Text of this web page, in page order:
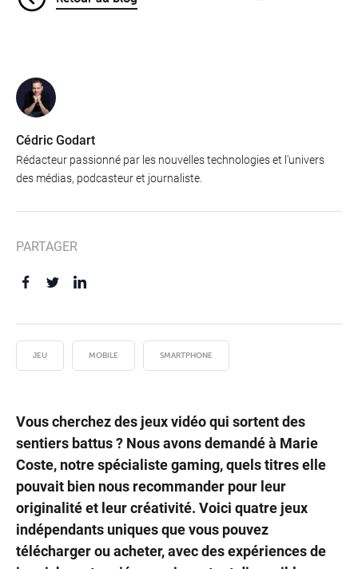
Vous cherchez des jeux vidéo qui sortent des
sentiers battus ? Nous avons demandé à Marie
Coste, notre spécialiste gaming, quels titres elle
pouvait bien nous recommander pour leur
originalité et leur créativité. Voici quatre jeux
indépendants uniques que vous pouvez
télécharger ou acheter, avec des expériences de
Cédric Godart
Rédacteur passionné par les nouvelles technologies et l'univers
des médias, podcasteur et journaliste.
PARTAGER
JEU MOBILE SMARTPHONE